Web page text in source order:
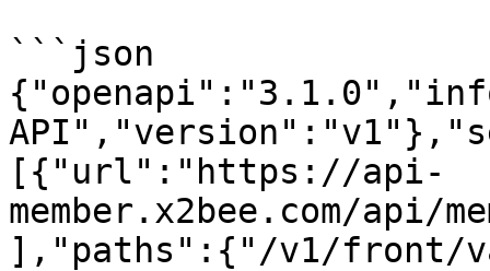
```json
[{"url":"https://api-
member.x2bee.com/
],"paths":{"/v1/front/